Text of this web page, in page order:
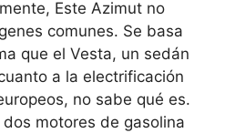
Este Azimut no
comunes. Se basa
que el Vesta, un sedán
a la electrificación
no sabe qué es.
motores de gasolina